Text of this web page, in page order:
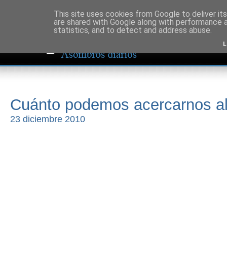
Cuánto podemos acercarnos
23 diciembre 2010
This site uses cookies from Google to deliver
are shared with Google along with
statistics, and to detect and address abuse.